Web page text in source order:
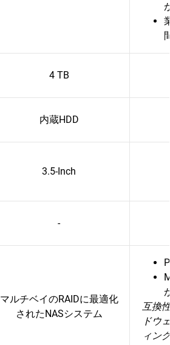
4 TB
内蔵HDD
3.5-Inch
-
マルチベイのRAIDに最適化
されたNASシステム
互換
ドウ
ィン